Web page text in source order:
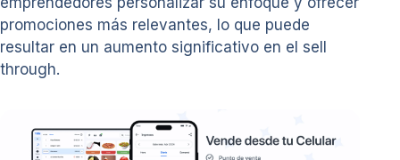
promociones más relevantes, lo que puede
resultar en un aumento significativo en el sell
through.